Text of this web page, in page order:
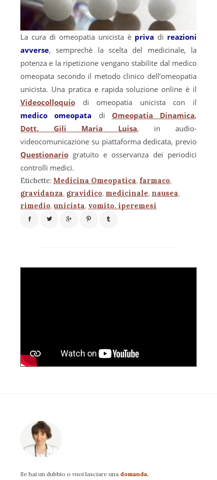
La cura di omeopatia unicista è priva di reazioni
avverse, semprechè la scelta del medicinale, la
potenza e la ripetizione vengano stabilite dal medico
omeopata secondo il metodo clinico dell’omeopatia
unicista. Una pratica e rapida soluzione online è il
Videocolloquio di omeopatia unicista con il
medico omeopata di Omeopatia Dinamica,
Dott. Gili Maria Luisa, in audio-
videocomunicazione su piattaforma dedicata, previo
Questionario gratuito e osservanza dei periodici
controlli medici.
Etichette: Medicina Omeopatica, farmaco,
gravidanza, gravidico, medicinale, nausea,
rimedio, unicista, vomito. iperemesi
Se hai un dubbio o vuoi lasciare una domanda,